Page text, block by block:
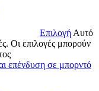
Επιλογή Αυτό
Οι επιλογές μπορούν